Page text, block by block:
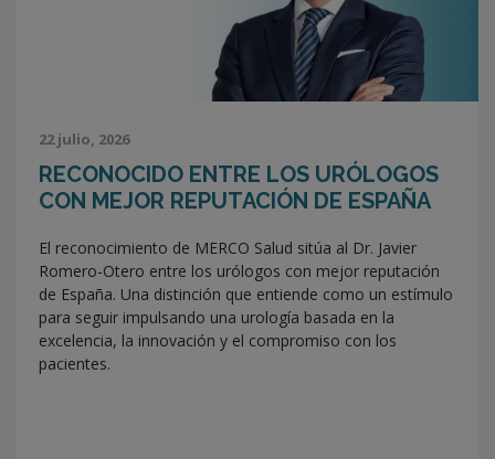
22 julio, 2026
RECONOCIDO ENTRE LOS URÓLOGOS
CON MEJOR REPUTACIÓN DE ESPAÑA
El reconocimiento de MERCO Salud sitúa al Dr. Javier
Romero-Otero entre los urólogos con mejor reputación
de España. Una distinción que entiende como un estímulo
para seguir impulsando una urología basada en la
excelencia, la innovación y el compromiso con los
pacientes.